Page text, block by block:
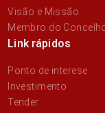
Visão e Missão
Membro do
Link rápidos
Ponto de interese
Investimento
Tender